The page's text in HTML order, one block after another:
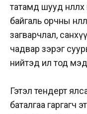
татамд шууд
байгаль орчны
загварчлал,
чадвар зэрэг
нийтэд ил тод
Гэтэл тендерт
баталгаа гаргагч